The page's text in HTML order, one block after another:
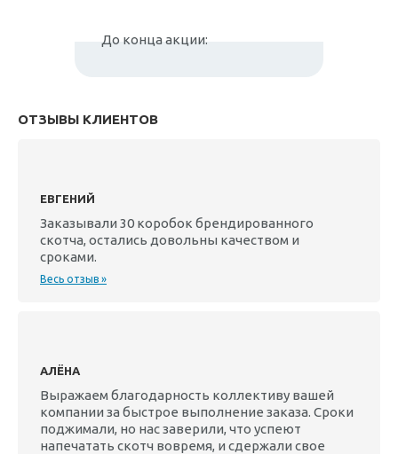
До конца акции:
ОТЗЫВЫ КЛИЕНТОВ
ЕВГЕНИЙ
Заказывали 30 коробок брендированного
скотча, остались довольны качеством и
сроками.
Весь отзыв »
АЛЁНА
Выражаем благодарность коллективу вашей
компании за быстрое выполнение заказа. Сроки
поджимали, но нас заверили, что успеют
напечатать скотч вовремя, и сдержали свое